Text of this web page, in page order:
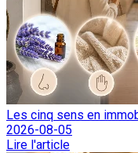
Les cinq sens en
2026-08-05
Lire l'article